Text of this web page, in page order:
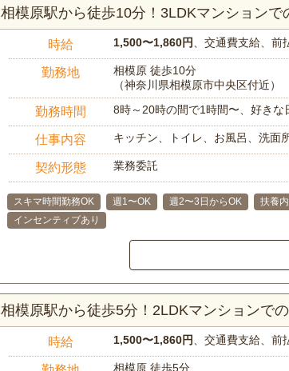
相模原駅から徒歩10分！3LDKマンション
時給 1,500〜1,860円 、交通費支給、前
勤務地
相模原 徒歩10分
（神奈川県相模原市中央区付近）
勤務時間 8時～20時の間で1時間〜、好き
仕事内容 キッチン、トイレ、お風呂、洗面
契約形態 業務委託
スキマ時間勤務OK 週1〜OK 週2〜3日からOK 扶養
インセンティブあり
相模原駅から徒歩5分！2LDKマンションで
時給 1,500〜1,860円 、交通費支給、前
相模原 徒歩5分